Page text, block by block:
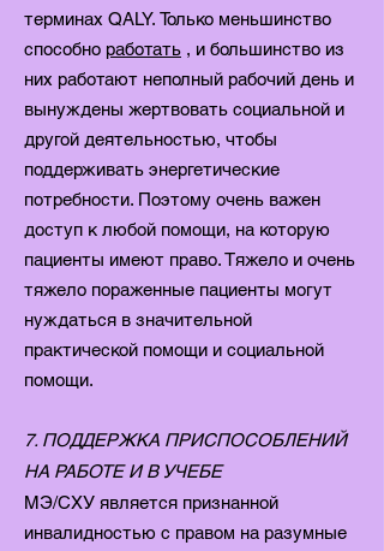
терминах QALY. Только меньшинство
способно работать , и большинство из
них работают неполный рабочий день и
вынуждены жертвовать социальной и
другой деятельностью, чтобы
поддерживать энергетические
потребности. Поэтому очень важен
доступ к любой помощи, на которую
пациенты имеют право. Тяжело и очень
тяжело пораженные пациенты могут
нуждаться в значительной
практической помощи и социальной
помощи.
7. ПОДДЕРЖКА ПРИСПОСОБЛЕНИЙ
НА РАБОТЕ И В УЧЕБЕ
MЭ/CХУ является признанной
инвалидностью с правом на разумные